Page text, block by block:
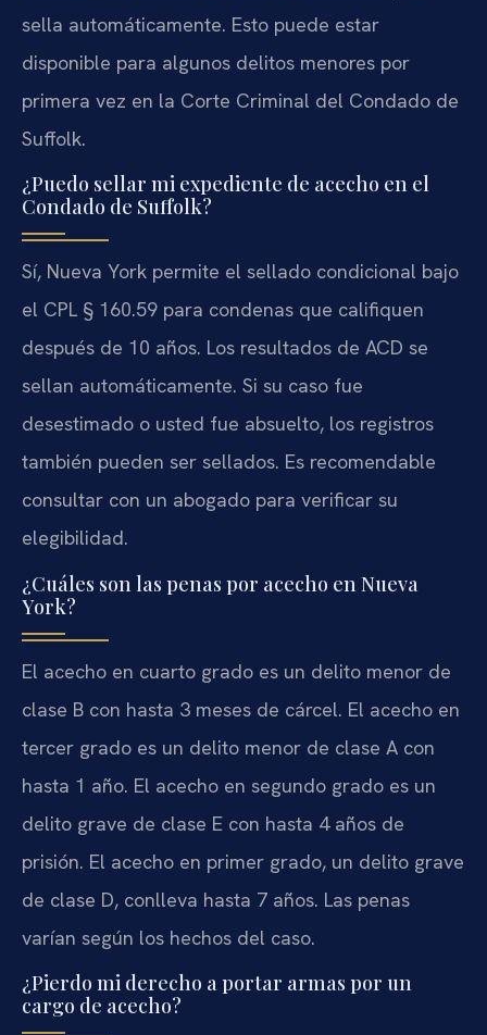
sella automáticamente. Esto puede estar
disponible para algunos delitos menores por
primera vez en la Corte Criminal del Condado de
Suffolk.
¿Puedo sellar mi expediente de acecho en el
Condado de Suffolk?
Sí, Nueva York permite el sellado condicional bajo
el CPL § 160.59 para condenas que califiquen
después de 10 años. Los resultados de ACD se
sellan automáticamente. Si su caso fue
desestimado o usted fue absuelto, los registros
también pueden ser sellados. Es recomendable
consultar con un abogado para verificar su
elegibilidad.
¿Cuáles son las penas por acecho en Nueva
York?
El acecho en cuarto grado es un delito menor de
clase B con hasta 3 meses de cárcel. El acecho en
tercer grado es un delito menor de clase A con
hasta 1 año. El acecho en segundo grado es un
delito grave de clase E con hasta 4 años de
prisión. El acecho en primer grado, un delito grave
de clase D, conlleva hasta 7 años. Las penas
varían según los hechos del caso.
¿Pierdo mi derecho a portar armas por un
cargo de acecho?